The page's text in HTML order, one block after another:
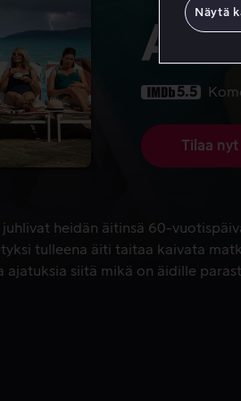
All
5.5
Tilaa nyt
juhlivat heidän äitinsä 60-
juhlivat heidän äitinsä 60-
tulleena äiti taitaa kaivata
ajatuksia siitä mikä on äidille
Näytä